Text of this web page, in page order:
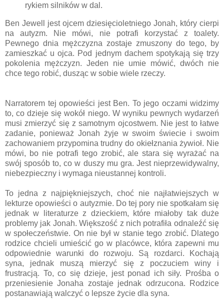
rykiem silników w dal.
Ben Jewell jest ojcem dziesięcioletniego Jonah, który cierpi
na autyzm. Nie mówi, nie potrafi korzystać z toalety.
Pewnego dnia mężczyzna zostaje zmuszony do tego, by
zamieszkać u ojca. Pod jednym dachem spotykają się trzy
pokolenia mężczyzn. Jeden nie umie mówić, dwóch nie
chce tego robić, dusząc w sobie wiele rzeczy.
Narratorem tej opowieści jest Ben. To jego oczami widzimy
to, co dzieje się wokół niego. W wyniku pewnych wydarzeń
musi zmierzyć się z samotnym ojcostwem. Nie jest to łatwe
zadanie, ponieważ Jonah żyje w swoim świecie i swoim
zachowaniem przypomina trudny do okiełznania żywioł. Nie
mówi, bo nie potrafi tego zrobić, ale stara się wyrażać na
swój sposób to, co w duszy mu gra. Jest nieprzewidywalny,
niebezpieczny i wymaga nieustannej kontroli.
To jedna z najpiękniejszych, choć nie najłatwiejszych w
lekturze opowieści o autyzmie. Do tej pory nie spotkałam się
jednak w literaturze z dzieckiem, które miałoby tak duże
problemy jak Jonah. Większość z nich potrafiła odnaleźć się
w społeczeństwie. On nie był w stanie tego zrobić. Dlatego
rodzice chcieli umieścić go w placówce, która zapewni mu
odpowiednie warunki do rozwoju. Są rozdarci. Kochają
syna, jednak muszą mierzyć się z poczuciem winy i
frustracją. To, co się dzieje, jest ponad ich siły. Prośba o
przeniesienie Jonaha zostaje jednak odrzucona. Rodzice
postanawiają walczyć o lepsze życie dla syna.